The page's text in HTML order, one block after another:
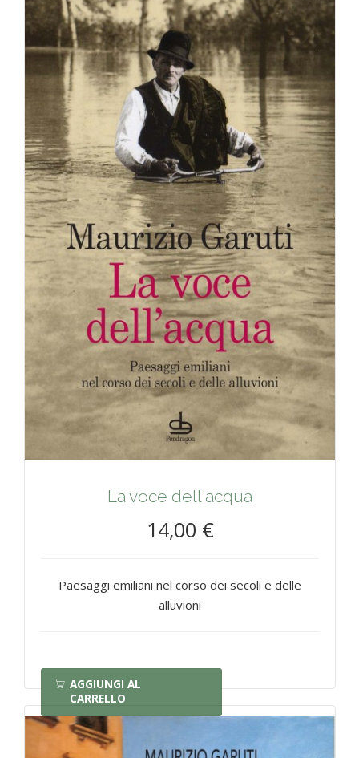
La voce dell'acqua
14,00 €
Paesaggi emiliani nel corso dei secoli e delle
alluvioni
AGGIUNGI AL
CARRELLO